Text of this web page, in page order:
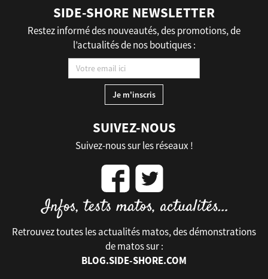
SIDE-SHORE NEWSLETTER
Restez informé des nouveautés, des promotions, de
l’actualités de nos boutiques :
SUIVEZ-NOUS
Suivez-nous sur les réseaux !
Retrouvez toutes les actualités matos, des démonstrations
de matos sur :
BLOG.SIDE-SHORE.COM